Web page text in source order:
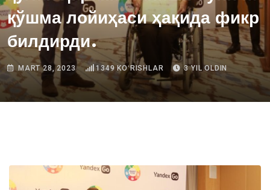
қўшма лойиҳаси ҳақида фикр
билдирди.
MART 28, 2023 1349KOʻRISHLAR 3 YIL OLDIN